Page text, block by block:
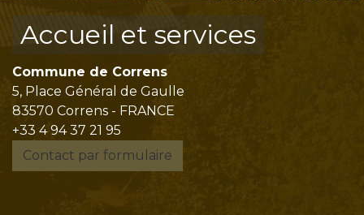
Accueil et services
Commune de Correns
5, Place Général de Gaulle
83570 Correns - FRANCE
+33 4 94 37 21 95
Contact par formulaire